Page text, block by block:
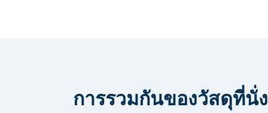
การรวมกันของวัสดุที่นั่